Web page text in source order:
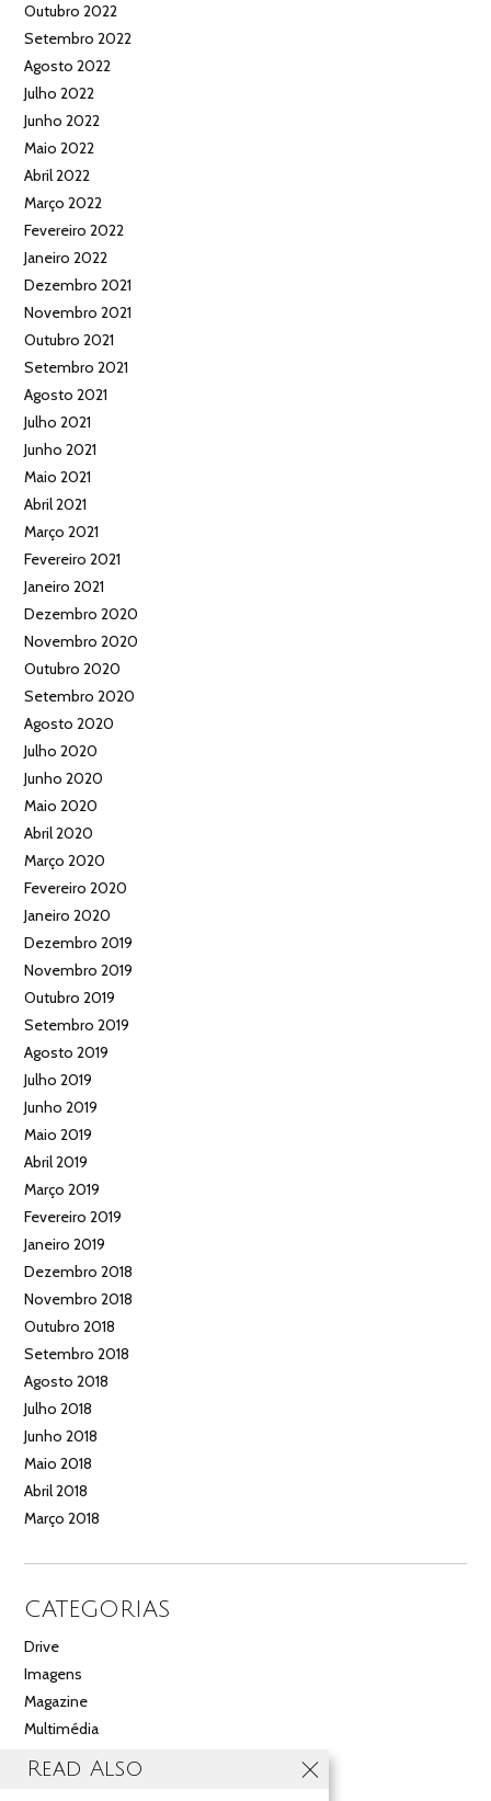
Outubro 2022
Setembro 2022
Agosto 2022
Julho 2022
Junho 2022
Maio 2022
Abril 2022
Março 2022
Fevereiro 2022
Janeiro 2022
Dezembro 2021
Novembro 2021
Outubro 2021
Setembro 2021
Agosto 2021
Julho 2021
Junho 2021
Maio 2021
Abril 2021
Março 2021
Fevereiro 2021
Janeiro 2021
Dezembro 2020
Novembro 2020
Outubro 2020
Setembro 2020
Agosto 2020
Julho 2020
Junho 2020
Maio 2020
Abril 2020
Março 2020
Fevereiro 2020
Janeiro 2020
Dezembro 2019
Novembro 2019
Outubro 2019
Setembro 2019
Agosto 2019
Julho 2019
Junho 2019
Maio 2019
Abril 2019
Março 2019
Fevereiro 2019
Janeiro 2019
Dezembro 2018
Novembro 2018
Outubro 2018
Setembro 2018
Agosto 2018
Julho 2018
Junho 2018
Maio 2018
Abril 2018
Março 2018
CATEGORIAS
Drive
Imagens
Magazine
Multimédia
Noticias
Read Also